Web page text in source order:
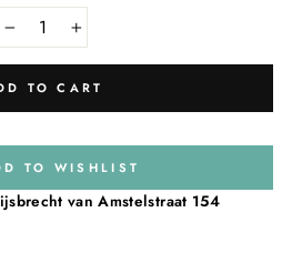
+
TO CART
TO WISHLIST
van Amstelstraat 154